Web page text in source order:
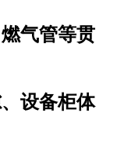
气管等贯
设备柜体